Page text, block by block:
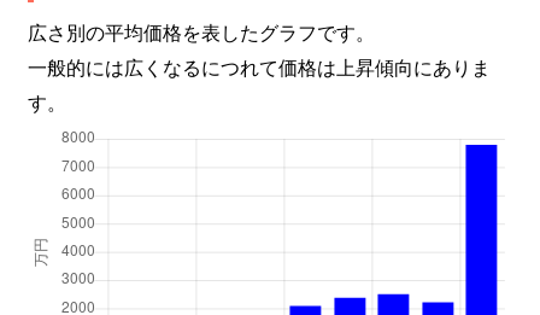
広さ別の平均価格を表したグラフです。
一般的には広くなるにつれて価格は上昇傾向にありま
す。